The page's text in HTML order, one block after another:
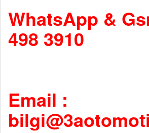
WhatsApp &
498 3910
Email :